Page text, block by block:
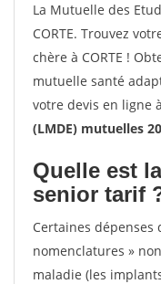
La Mutuelle des
CORTE. Trouvez
chère à CORTE !
mutuelle santé
votre devis en ligne à
(LMDE) mutuelles
Quelle est
senior tarif
Certaines dépenses
nomenclatures »
maladie (les